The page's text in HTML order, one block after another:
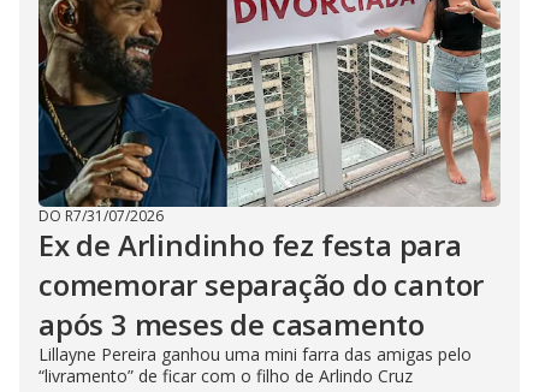
DO R7/31/07/2026
Ex de Arlindinho fez festa para
comemorar separação do cantor
após 3 meses de casamento
Lillayne Pereira ganhou uma mini farra das amigas pelo
“livramento” de ficar com o filho de Arlindo Cruz